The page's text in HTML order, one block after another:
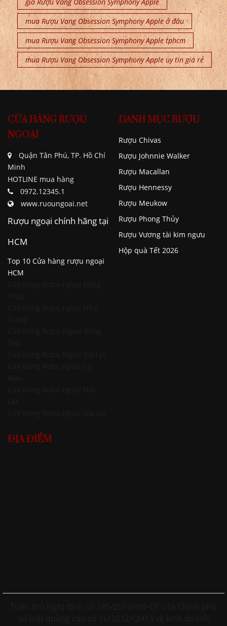
giá Rượu Vang Obsession Symphony Apple
mua Rượu Vang Obsession Symphony Apple ở đâu
mua Rượu Vang Obsession Symphony Apple tphcm
mua Rượu Vang Obsession Symphony Apple uy tín giá rẻ
CỬA HÀNG RƯỢU
NGOẠI
Quận Tân Phú, TP. Hồ Chí
Minh
HOTLINE mua hàng
0972.12345.1
www.ruoungoai.net
Rượu ngoại chính hãng tại
HCM
Top 10 Cửa hàng rượu ngoại
HCM
DANH MỤC RƯỢU
Rượu Chivas
Rượu Johnnie Walker
Rượu Macallan
Rượu Hennessy
Rượu Meukow
Rượu Phong Thủy
Rượu Vương tài kim ngưu
Hộp quà Tết 2026
ĐỊA ĐIỂM